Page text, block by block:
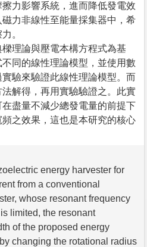
力影響系統，進而降低發電效
力非線性至能量採集器中，希
。
理論與壓電本構方程式為基
同的線性理論模型，並使用數
驗來驗證此線性理論模型。而
解得，再用實驗驗證之。此實
盡量不減少總發電量的前提下
之效果，這也是本研究的核心
energy harvester for
from a conventional
whose resonant frequency
limited, the resonant
of the proposed energy
changing the rotational radius